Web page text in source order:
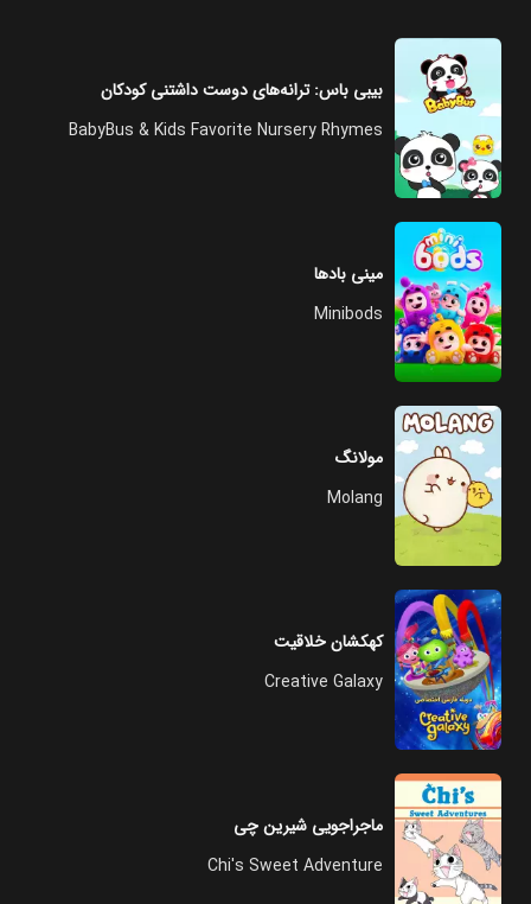
بیبی باس: ترانه‌های دوست داشتنی کودکان
BabyBus & Kids Favorite Nursery Rhymes
مینی بادها
Minibods
مولانگ
Molang
کهکشان خلاقیت
Creative Galaxy
ماجراجویی شیرین چی
Chi's Sweet Adventure